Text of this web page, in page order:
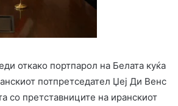
откако портпарол на Белата куќа
потпретседател Џеј Ди Венс
со претставниците на иранскиот